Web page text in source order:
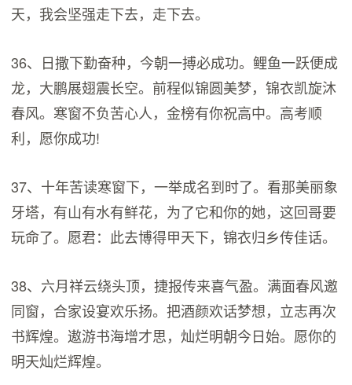
天，我会坚强走下去，走下去。
36、日撒下勤奋种，今朝一搏必成功。鲤鱼一跃便成
龙，大鹏展翅震长空。前程似锦圆美梦，锦衣凯旋沐
春风。寒窗不负苦心人，金榜有你祝高中。高考顺
利，愿你成功!
37、十年苦读寒窗下，一举成名到时了。看那美丽象
牙塔，有山有水有鲜花，为了它和你的她，这回哥要
玩命了。愿君：此去博得甲天下，锦衣归乡传佳话。
38、六月祥云绕头顶，捷报传来喜气盈。满面春风邀
同窗，合家设宴欢乐扬。把酒颜欢话梦想，立志再次
书辉煌。遨游书海增才思，灿烂明朝今日始。愿你的
明天灿烂辉煌。